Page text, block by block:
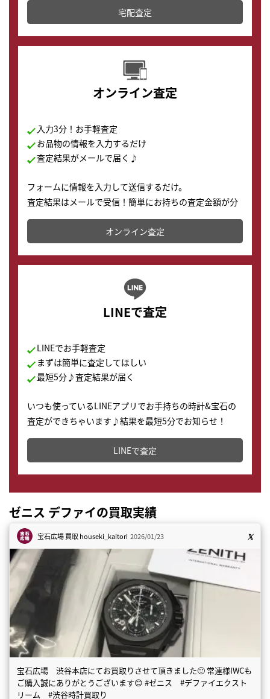
配送でも簡単&安全に査定・買取に出すことが可能で
す。
宅配査定
オンライン査定
入力3分！お手軽査定
お品物の情報を入力するだけ
査定結果がメールで届く♪
フォームに情報を入力して送信するだけ。
査定結果はメールで受信！簡単にお持ちの査定金額が分
かります。
オンライン査定
LINEで査定
LINEでお手軽査定
まずは簡単に査定してほしい
最短5分♪査定結果が届く
いつも使っているLINEアプリでお手持ちの時計&宝石の
査定ができちゃいます♪結果を最短5分でお知らせ！
どこからでもすぐに査定金額を知ることが出来ます。
LINEで査定
ゼニス デファイの買取実績
宝石広場 買取houseki_kaitori 2026/01/23
宝石広場 渋谷本店にてお買取りさせて頂きました🙂 常連様IWCも
ご購入誠にありがとうございます😊 #ゼニス #デファイエクスト
リーム #渋谷時計買取り